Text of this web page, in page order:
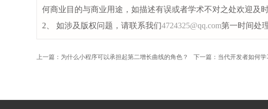
何商业目的与商业用途，如描述有误或者学术不对之处欢迎及
2、 如涉及版权问题，请联系我们4724325@qq.com第一时间处
上一篇：为什么小程序可以承担起第二增长曲线的角色？ 下一篇：当代开发者如何